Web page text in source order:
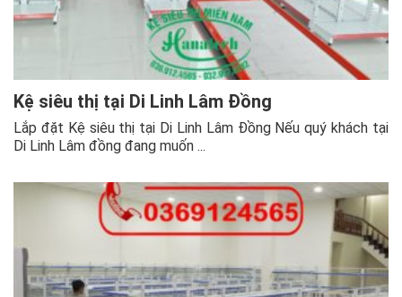
Kệ siêu thị tại Di Linh Lâm Đồng
Lắp đặt Kệ siêu thị tại Di Linh Lâm Đồng Nếu quý khách tại
Di Linh Lâm đồng đang muốn ...